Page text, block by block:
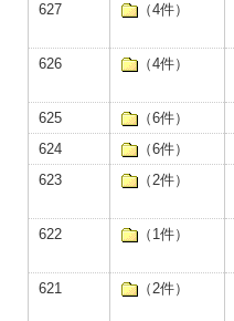
627
（4件）
626
（4件）
625
（6件）
624
（6件）
623
（2件）
622
（1件）
621
（2件）